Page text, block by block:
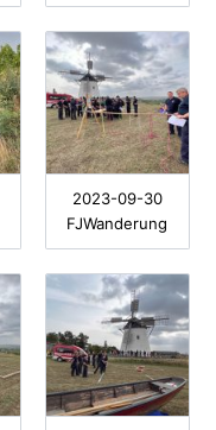
2023-09-30
FJWanderung